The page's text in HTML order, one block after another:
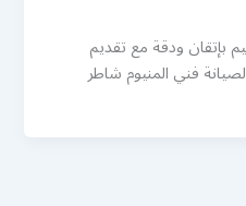
بإتقان ودقة مع تقديم
فني المنيوم شاطر